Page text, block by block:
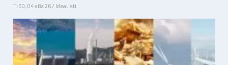
11:50, 04 авг 26 / Idealisti